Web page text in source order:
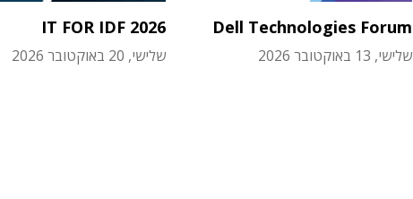
Dell Technologies Forum
שלישי, 13 באוקטובר 2026
IT FOR IDF 2026
שלישי, 20 באוקטובר 2026